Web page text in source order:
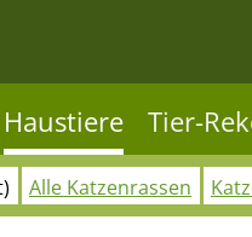
Haustiere Tier-
Alle Katzenrassen